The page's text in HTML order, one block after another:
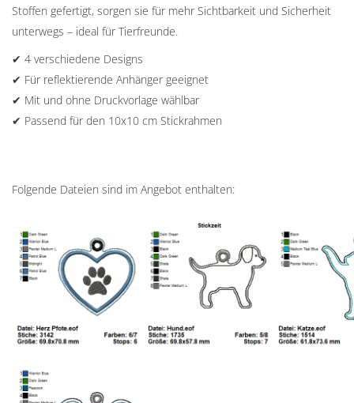
Stoffen gefertigt, sorgen sie für mehr Sichtbarkeit und Sicherheit
unterwegs – ideal für Tierfreunde.
✔ 4 verschiedene Designs
✔ Für reflektierende Anhänger geeignet
✔ Mit und ohne Druckvorlage wählbar
✔ Passend für den 10x10 cm Stickrahmen
Folgende Dateien sind im Angebot enthalten: